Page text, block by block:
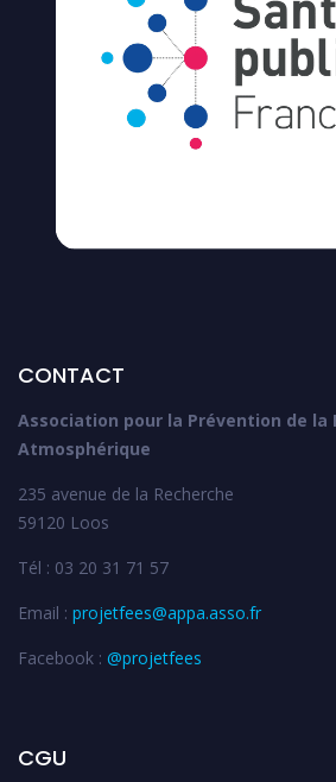
CONTACT
Association pour la Prévention de la
Atmosphérique
235 avenue de la Recherche
59120 Loos
Tél : 03 20 31 71 57
Email : projetfees@appa.asso.fr
Facebook : @projetfees
CGU